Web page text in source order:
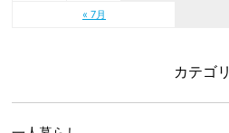
« 7月
カテゴリ